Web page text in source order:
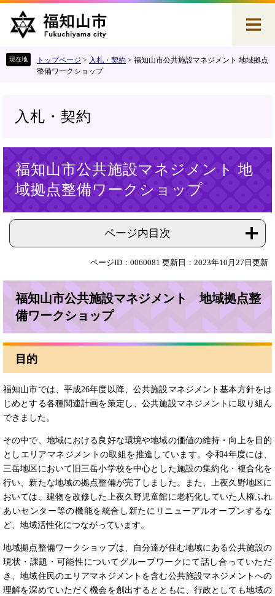
へ
トップページ > 入札・契約 > 福知山市公共施設マネジメント 地域拠点
整備ワークショップ
入札・契約
福知山市公共施設マネジメント 地
域拠点整備ワークショップ
ページ内目次
ページID：0060081 更新日：2023年10月27日更新
福知山市公共施設マネジメント 地域拠点整
備ワークショップ
目的
福知山市では、平成26年度以降、公共施設マネジメント基本方針をは
じめとする各種関連計画を策定し、公共施設マネジメントに取り組ん
できました。
その中で、地域における良好な環境や地域の価値の維持・向上を目的
としエリアマネジメントの取組を推進しています。令和4年度には、
三岳地区において旧三岳小学校を中心とした施設の集約化・複合化を
行い、新たな地域の拠点整備が完了しました。また、上夜久野地区に
おいては、建物を改修した上夜久野児童館に老朽化していた人権ふれ
あいセンター等の機能を統合し新たにリニューアルオープンするな
ど、地域活性化につながっています。
地域拠点整備ワークショップは、自分達が住む地域にある公共施設の
現状・課題・可能性についてグループワークにて話し合っていただ
き、地域住民のエリアマネジメントを含む公共施設マネジメントへの
理解を深めていただく機会を創出するとともに、行政としても地域の